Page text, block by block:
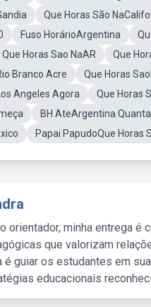
Que Horas São
Fuso HorárioArgentina
Que Horas Sao NaAR Que
Branco Acre
Que Horas
Angeles Agora
Que Horas
BH AteArgentina
Papai PapudoQue Horas
orientador, minha entrega
que valorizam
é guiar os estudantes em
educacionais